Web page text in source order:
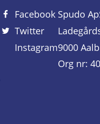
Facebook
Twitter
Instagram
Spudo
9000
Org nr: